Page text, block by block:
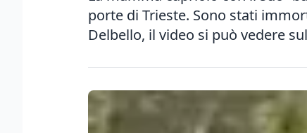
porte di Trieste. Sono stati
Delbello, il video si può vedere